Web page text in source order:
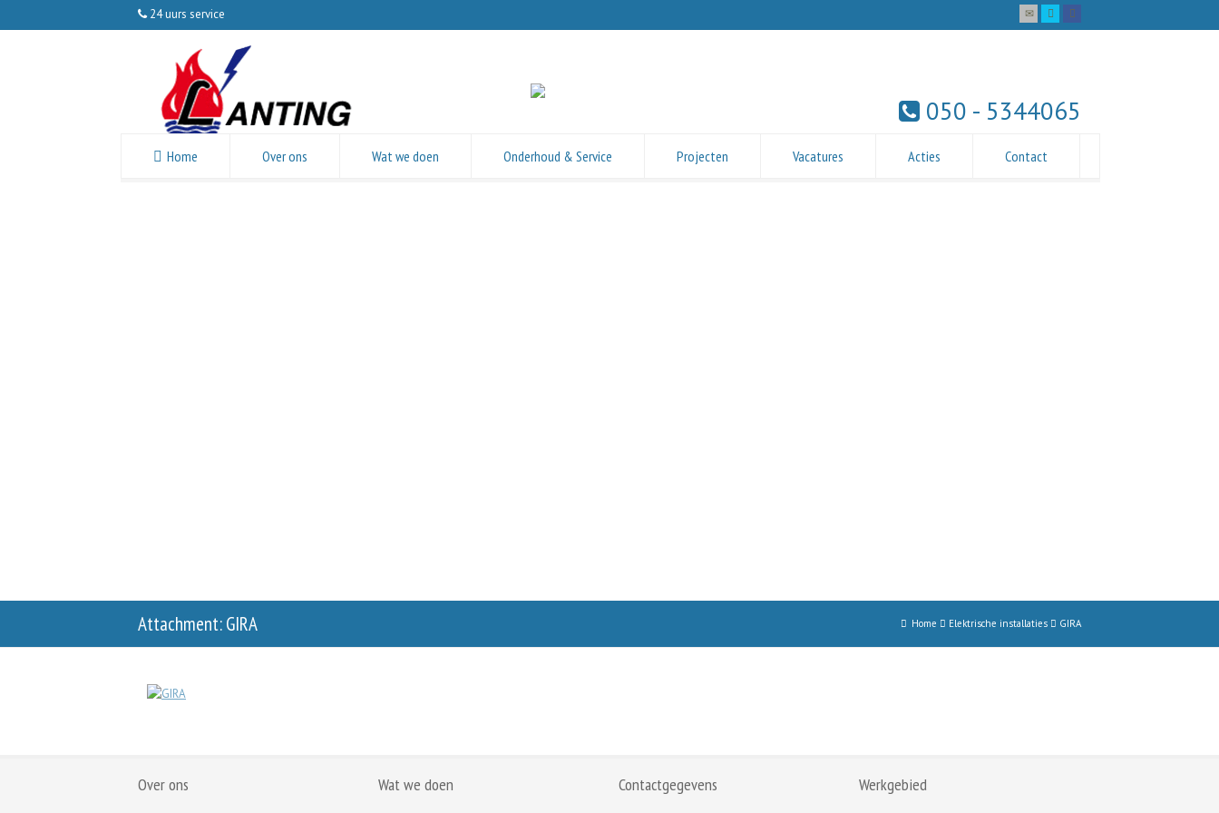
24 uurs service
050 - 5344065
Home Over ons Wat we doen Onderhoud & Service Projecten Vacatures Acties Contact
Attachment: GIRA Home Elektrische installaties GIRA
Over ons Wat we doen Contactgegevens Werkgebied